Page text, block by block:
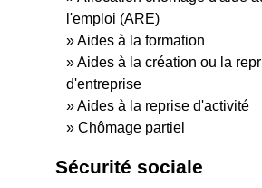
l'emploi (ARE)
Aides à la formation
Aides à la création ou la
d'entreprise
Aides à la reprise d'activité
Chômage partiel
Sécurité sociale